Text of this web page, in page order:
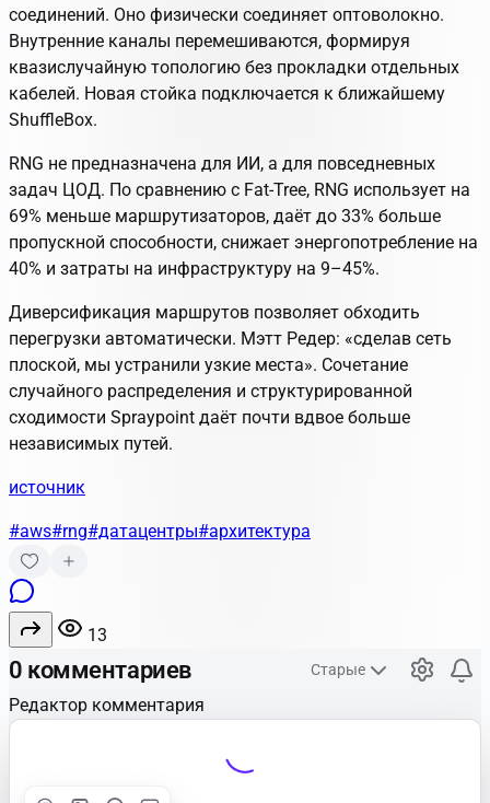
соединений. Оно физически соединяет оптоволокно.
Внутренние каналы перемешиваются, формируя
квазислучайную топологию без прокладки отдельных
кабелей. Новая стойка подключается к ближайшему
ShuffleBox.
RNG не предназначена для ИИ, а для повседневных
задач ЦОД. По сравнению с Fat-Tree, RNG использует на
69% меньше маршрутизаторов, даёт до 33% больше
пропускной способности, снижает энергопотребление на
40% и затраты на инфраструктуру на 9–45%.
Диверсификация маршрутов позволяет обходить
перегрузки автоматически. Мэтт Редер: «сделав сеть
плоской, мы устранили узкие места». Сочетание
случайного распределения и структурированной
сходимости Spraypoint даёт почти вдвое больше
независимых путей.
источник
#aws#rng#датацентры#архитектура
13
0 комментариев Старые
Редактор комментария